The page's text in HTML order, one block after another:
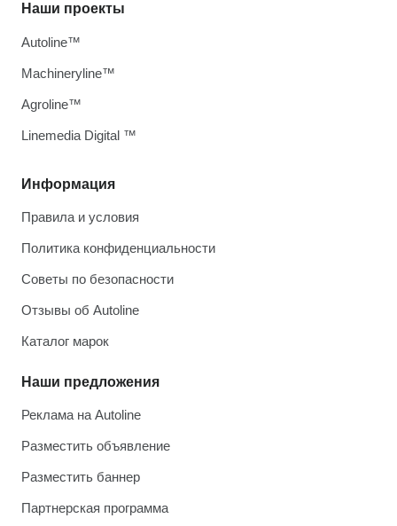
Информация
Правила и условия
Политика конфиденциальности
Советы по безопасности
Отзывы об Autoline
Каталог марок
Наши предложения
Реклама на Autoline
Разместить объявление
Разместить баннер
Партнерская программа
Наши проекты
Autoline™
Machineryline™
Agroline™
Linemedia Digital ™